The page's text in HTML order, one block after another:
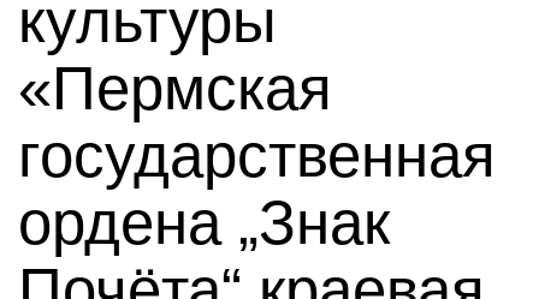
культуры
«Пермская
государственная
ордена „Знак